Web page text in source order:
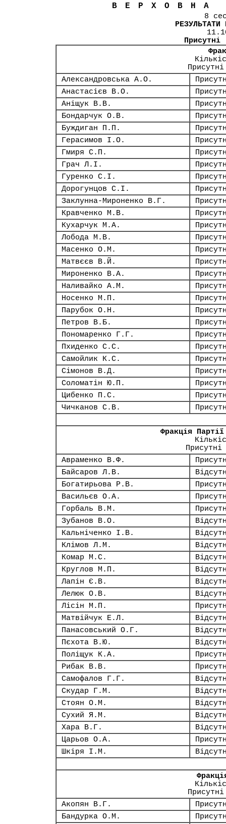
8
РЕЗУЛЬТАТИ
Александровська А.О.
Анастасієв В.О.
Аніщук В.В.
Бондарчук О.В.
Буждиган П.П.
Герасимов І.О.
Гмиря С.П.
Грач Л.І.
Гуренко С.І.
Дорогунцов С.І.
Заклунна-Мироненко В.Г.
Кравченко М.В.
Кухарчук М.А.
Лобода М.В.
Масенко О.М.
Матвєєв В.Й.
Мироненко В.А.
Наливайко А.М.
Носенко М.П.
Парубок О.Н.
Петров В.Б.
Пономаренко Г.Г.
Пхиденко С.С.
Самойлик К.С.
Сімонов В.Д.
Соломатін Ю.П.
Цибенко П.С.
Чичканов С.В.
Фракція
Авраменко В.Ф.
Байсаров Л.В.
Богатирьова Р.В.
Васильєв О.А.
Горбаль В.М.
Зубанов В.О.
Кальніченко І.В.
Клімов Л.М.
Комар М.С.
Круглов М.П.
Лапін Є.В.
Лелюк О.В.
Лісін М.П.
Матвійчук Е.Л.
Панасовський О.Г.
Пєхота В.Ю.
Поліщук К.А.
Рибак В.В.
Самофалов Г.Г.
Скудар Г.М.
Стоян О.М.
Сухий Я.М.
Хара В.Г.
Царьов О.А.
Шкіря І.М.
Акопян В.Г.
Бандурка О.М.